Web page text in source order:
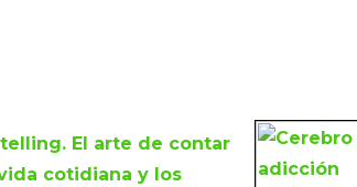
El arte de contar
cotidiana y los